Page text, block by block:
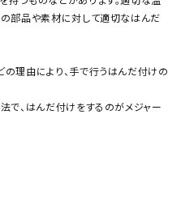
部品や素材に対して適切なはんだ
理由により、手で行うはんだ付けの
で、はんだ付けをするのがメジャー